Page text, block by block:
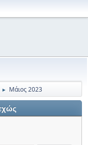
► Μάιος 2023